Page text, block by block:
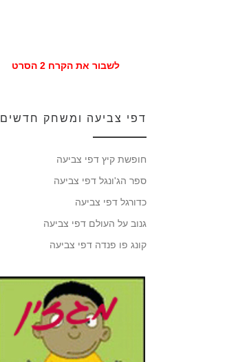
לשבור את הקרח 2 הסרט
דפי צביעה ומשחק חדשים
חופשת קיץ דפי צביעה
ספר הג'ונגל דפי צביעה
כדורגל דפי צביעה
גנוב על העולם דפי צביעה
קונג פו פנדה דפי צביעה